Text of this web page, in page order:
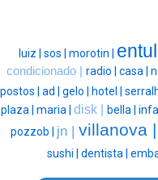
luiz | sos | morotin |
condicionado | radio | casa |
postos | ad | gelo | hotel |
plaza | maria | disk | bella |
pozzob | jn | villanova |
sushi | dentista |